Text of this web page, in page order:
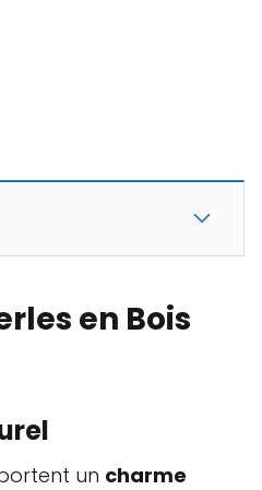
en Bois
un charme